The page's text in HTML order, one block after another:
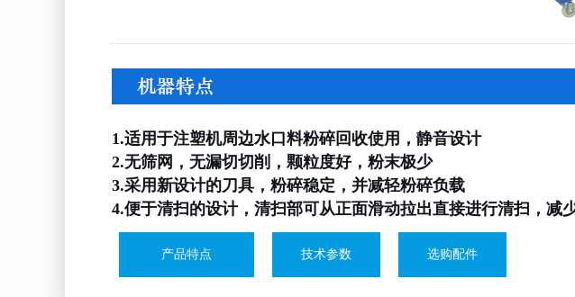
1.适用于注塑机周边水口料粉碎回收使用，静音设计
2.无筛网，无漏切切削，颗粒度好，粉末极少
3.采用新设计的刀具，粉碎稳定，并减轻粉碎负载
4.便于清扫的设计，清扫部可从正面滑动拉出直接进行清扫，减
产品特点 技术参数 选购配件